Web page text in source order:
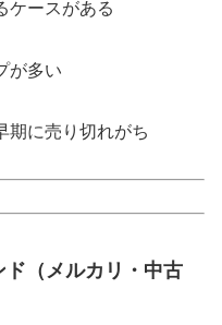
ケースがある
が多い
期に売り切れがち
（メルカリ・中古